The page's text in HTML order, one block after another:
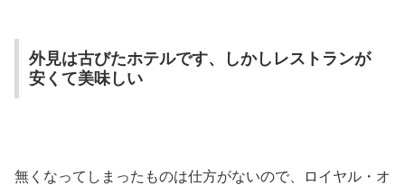
外見は古びたホテルです、しかしレストランが
安くて美味しい
無くなってしまったものは仕方がないので、ロイヤル・オ